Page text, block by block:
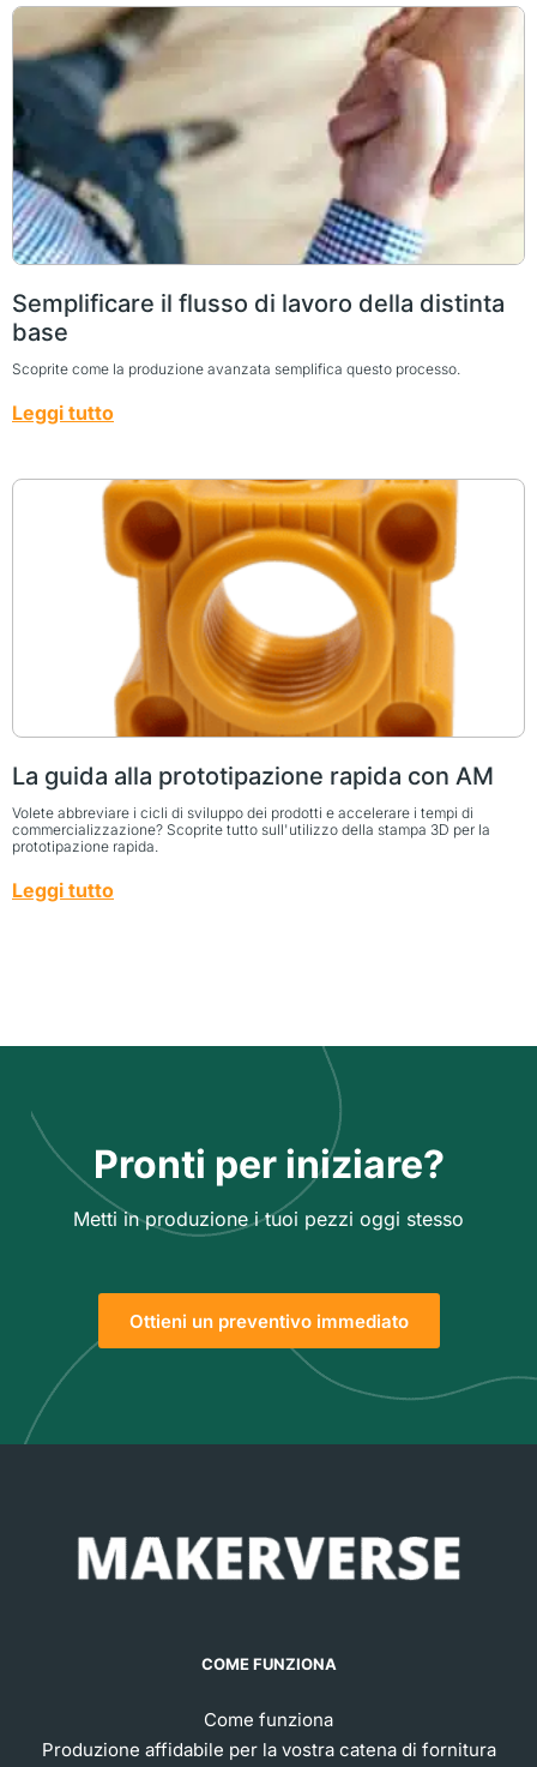
Semplificare il flusso di lavoro della distinta
base
Scoprite come la produzione avanzata semplifica questo processo.
Leggi tutto
La guida alla prototipazione rapida con AM
Volete abbreviare i cicli di sviluppo dei prodotti e accelerare i tempi di
commercializzazione? Scoprite tutto sull'utilizzo della stampa 3D per la
prototipazione rapida.
Leggi tutto
Pronti per iniziare?
Metti in produzione i tuoi pezzi oggi stesso
Ottieni un preventivo immediato
COME FUNZIONA
Come funziona
Produzione affidabile per la vostra catena di fornitura